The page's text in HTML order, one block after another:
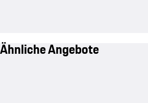
Ähnliche Angebote